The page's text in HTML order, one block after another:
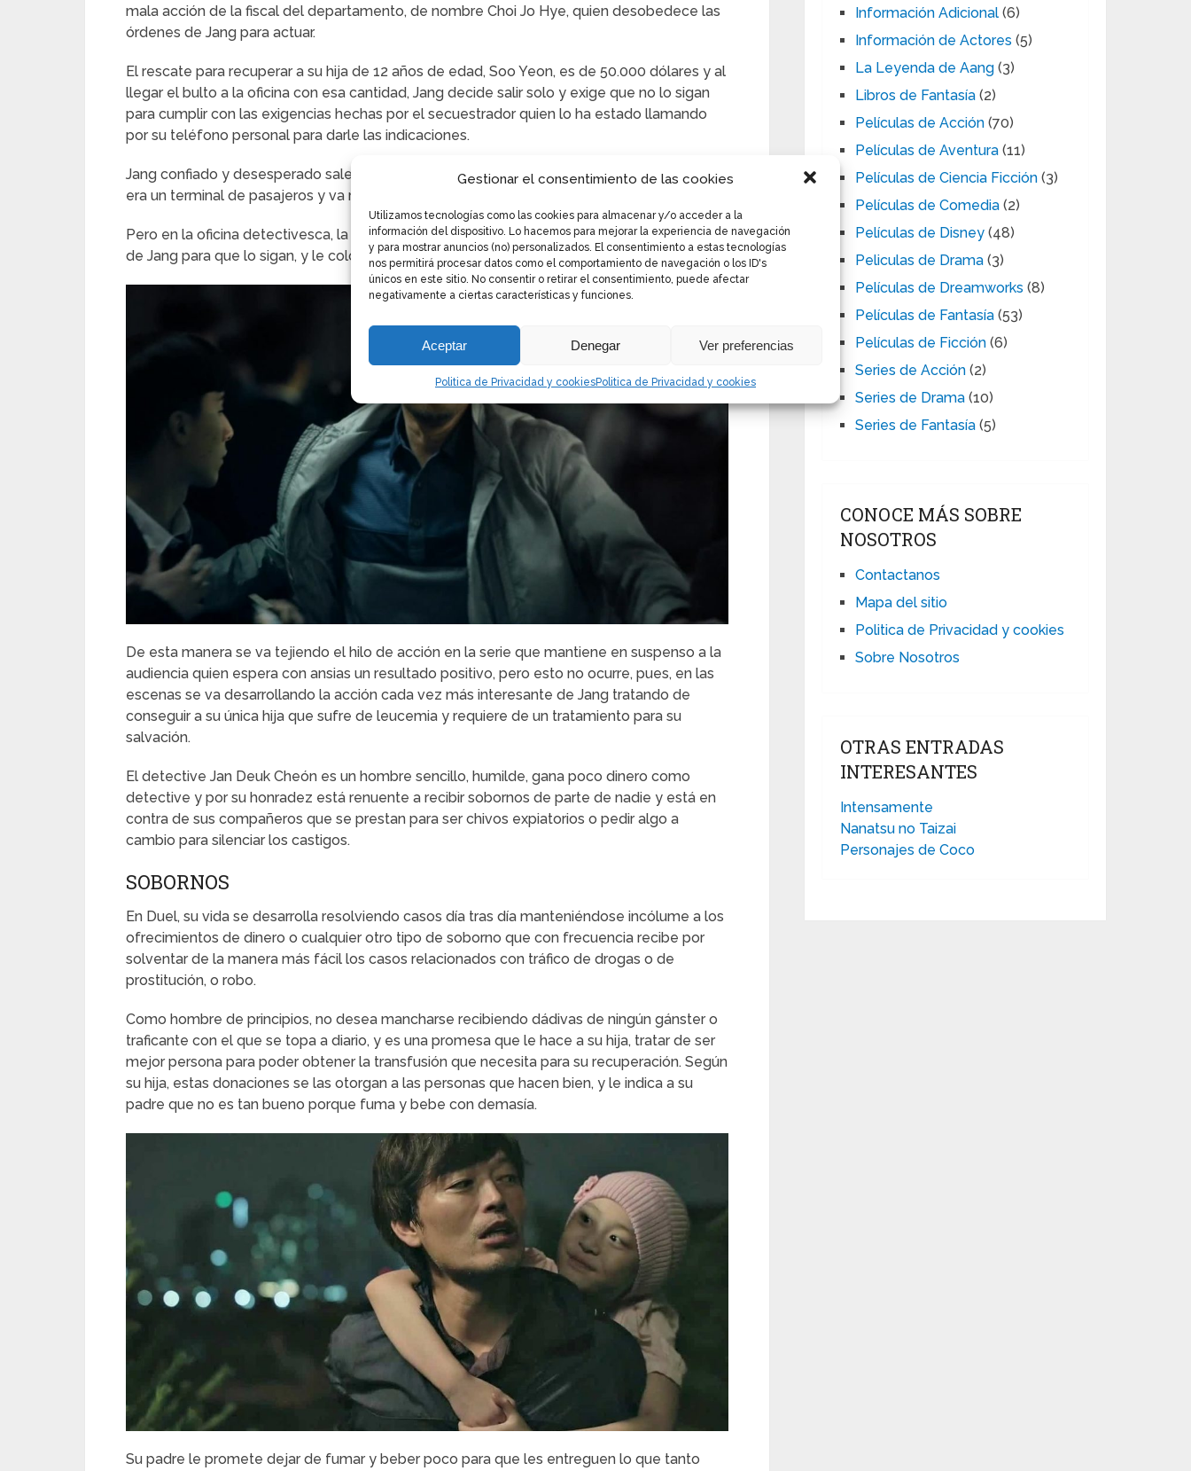
Gestionar el consentimiento de las cookies
Utilizamos tecnologías como las cookies para almacenar y/o acceder a la
información del dispositivo. Lo hacemos para mejorar la experiencia de navegación
y para mostrar anuncios (no) personalizados. El consentimiento a estas tecnologías
nos permitirá procesar datos como el comportamiento de navegación o los ID's
únicos en este sitio. No consentir o retirar el consentimiento, puede afectar
negativamente a ciertas características y funciones.
Aceptar Denegar Ver preferencias
Politica de Privacidad y cookiesPolitica de Privacidad y cookies
mala acción de la fiscal del departamento, de nombre Choi Jo Hye, quien desobedece las
órdenes de Jang para actuar.
El rescate para recuperar a su hija de 12 años de edad, Soo Yeon, es de 50.000 dólares y al
llegar el bulto a la oficina con esa cantidad, Jang decide salir solo y exige que no lo sigan
para cumplir con las exigencias hechas por el secuestrador quien lo ha estado llamando
por su teléfono personal para darle las indicaciones.
Jang confiado y desesperado sale en busca de su hija al lugar en el que le indicaron, que
era un terminal de pasajeros y va recibiendo las indicaciones de una en una como pistas.
Pero en la oficina detectivesca, la fiscal Choi prepara un grupo de detectives compañeros
de Jang para que lo sigan, y le colocan al bolso con el dinero un localizador.
De esta manera se va tejiendo el hilo de acción en la serie que mantiene en suspenso a la
audiencia quien espera con ansias un resultado positivo, pero esto no ocurre, pues, en las
escenas se va desarrollando la acción cada vez más interesante de Jang tratando de
conseguir a su única hija que sufre de leucemia y requiere de un tratamiento para su
salvación.
El detective Jan Deuk Cheón es un hombre sencillo, humilde, gana poco dinero como
detective y por su honradez está renuente a recibir sobornos de parte de nadie y está en
contra de sus compañeros que se prestan para ser chivos expiatorios o pedir algo a
cambio para silenciar los castigos.
SOBORNOS
En Duel, su vida se desarrolla resolviendo casos día tras día manteniéndose incólume a los
ofrecimientos de dinero o cualquier otro tipo de soborno que con frecuencia recibe por
solventar de la manera más fácil los casos relacionados con tráfico de drogas o de
prostitución, o robo.
Como hombre de principios, no desea mancharse recibiendo dádivas de ningún gánster o
traficante con el que se topa a diario, y es una promesa que le hace a su hija, tratar de ser
mejor persona para poder obtener la transfusión que necesita para su recuperación. Según
su hija, estas donaciones se las otorgan a las personas que hacen bien, y le indica a su
padre que no es tan bueno porque fuma y bebe con demasía.
Su padre le promete dejar de fumar y beber poco para que les entreguen lo que tanto
Información Adicional (6)
Información de Actores (5)
La Leyenda de Aang (3)
Libros de Fantasía (2)
Películas de Acción (70)
Películas de Aventura (11)
Películas de Ciencia Ficción (3)
Películas de Comedia (2)
Películas de Disney (48)
Peliculas de Drama (3)
Películas de Dreamworks (8)
Películas de Fantasía (53)
Películas de Ficción (6)
Series de Acción (2)
Series de Drama (10)
Series de Fantasía (5)
CONOCE MÁS SOBRE
NOSOTROS
Contactanos
Mapa del sitio
Politica de Privacidad y cookies
Sobre Nosotros
OTRAS ENTRADAS
INTERESANTES
Intensamente
Nanatsu no Taizai
Personajes de Coco